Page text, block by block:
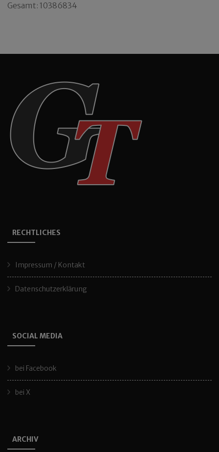
Gesamt: 10386834
RECHTLICHES
Impressum / Kontakt
Datenschutzerklärung
SOCIAL MEDIA
bei Facebook
bei X
ARCHIV